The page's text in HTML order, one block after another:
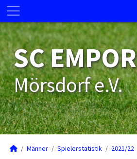
SC EMPOR
Mörsdorf e.V.
Männer Spielerstatistik 2021/22